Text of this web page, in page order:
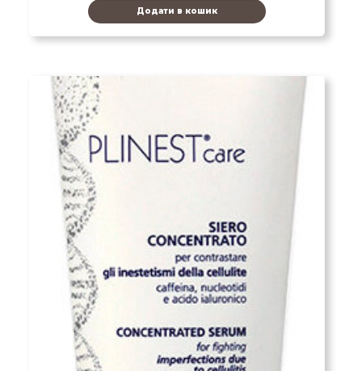
Додати в кошик